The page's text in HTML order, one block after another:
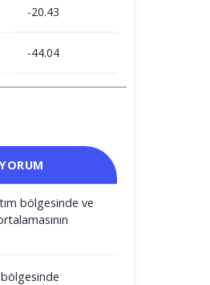
-20.43
-44.04
bölgesinde ve
bölgesinde